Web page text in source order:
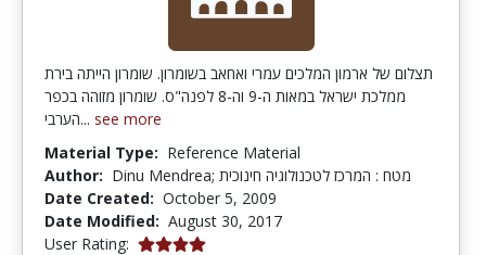
תצלום של ארמון המלכים עמרי ואחאב בשומרון. שומרון הייתה בירת
ממלכת ישראל במאות ה-9 וה-8 לפנה"ס. שומרון מזוהה בכפר
הערבי... see more
Material Type: Reference Material
Author:
Dinu Mendrea; מטח : המרכז לטכנולוגיה חינוכית
Date Created: October 5, 2009
Date Modified: August 30, 2017
User Rating: 4.0 stars